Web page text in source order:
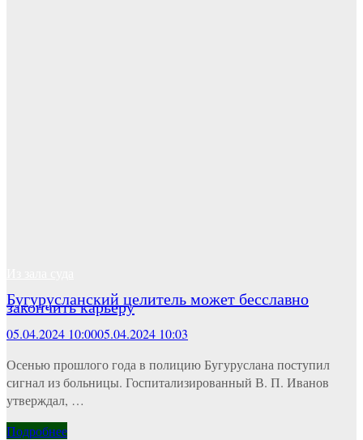
Бугурусланский целитель может бесславно
закончить карьеру
05.04.2024 10:0005.04.2024 10:03
Осенью прошлого года в полицию Бугуруслана поступил
сигнал из больницы. Госпитализированный В. П. Иванов
утверждал, …
Подробнее